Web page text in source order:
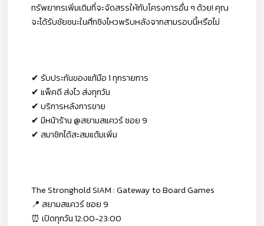
ทรัพยากรเพิ่มเติมที่จะจัดสรรให้กับโครงการอื่น ๆ ด้วย! คุณ
จะได้รับชัยชนะในศึกชิงไหวพริบหลังจากสามรอบนี้หรือไม่
✔ รับประกันของแท้มือ 1 ทุกรายการ
✔ แพ็คดี ส่งไว ส่งทุกวัน
✔ บริการหลังการขาย
✔ มีหน้าร้าน @สยามสแควร์ ซอย 9
✔ สมาชิกได้สะสมแต้มเพิ่ม
The Stronghold SIAM : Gateway to Board Games
📍 สยามสแควร์ ซอย 9
⏰ เปิดทุกวัน 12:00-23:00